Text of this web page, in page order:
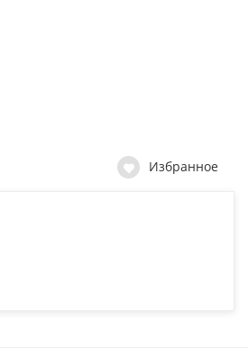
Избранное